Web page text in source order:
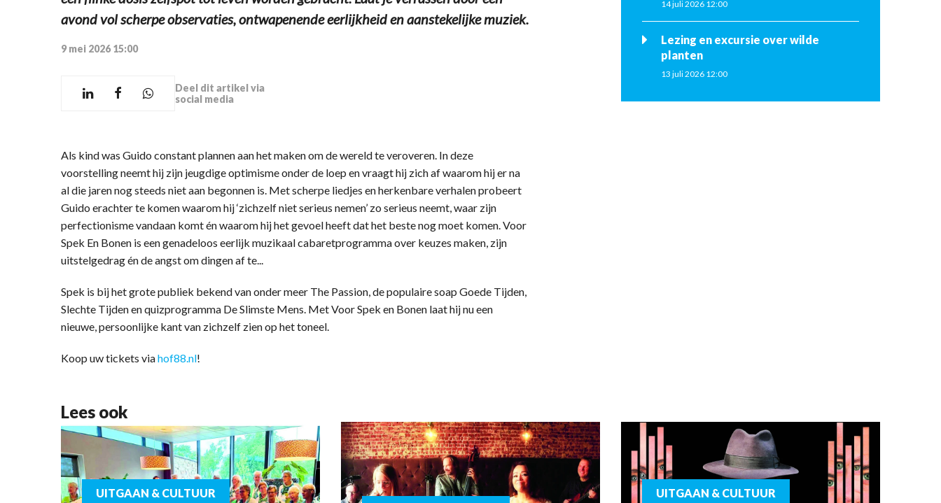
avond vol scherpe observaties, ontwapenende eerlijkheid en aanstekelijke muziek.
9 mei 2026 15:00
Deel dit artikel via
social media
Als kind was Guido constant plannen aan het maken om de wereld te veroveren. In deze
voorstelling neemt hij zijn jeugdige optimisme onder de loep en vraagt hij zich af waarom hij er na
al die jaren nog steeds niet aan begonnen is. Met scherpe liedjes en herkenbare verhalen probeert
Guido erachter te komen waarom hij ‘zichzelf niet serieus nemen’ zo serieus neemt, waar zijn
perfectionisme vandaan komt én waarom hij het gevoel heeft dat het beste nog moet komen. Voor
Spek En Bonen is een genadeloos eerlijk muzikaal cabaretprogramma over keuzes maken, zijn
uitstelgedrag én de angst om dingen af te...
Spek is bij het grote publiek bekend van onder meer The Passion, de populaire soap Goede Tijden,
Slechte Tijden en quizprogramma De Slimste Mens. Met Voor Spek en Bonen laat hij nu een
nieuwe, persoonlijke kant van zichzelf zien op het toneel.
Koop uw tickets viahof88.nl!
14 juli 2026 12:00
Lezing en excursie over wilde
planten
13 juli 2026 12:00
Lees ook
UITGAAN & CULTUUR UITGAAN & CULTUUR